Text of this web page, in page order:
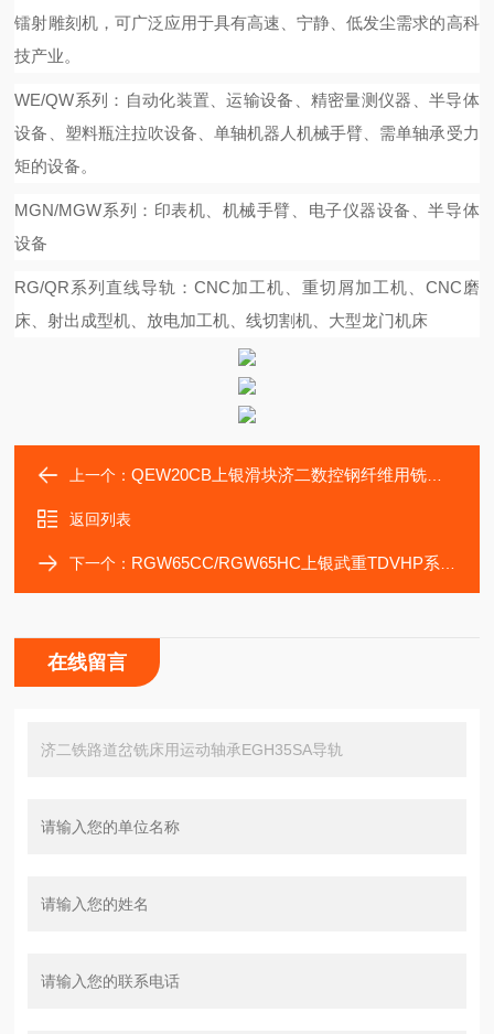
镭射雕刻机，可广泛应用于具有高速、宁静、低发尘需求的高科
技产业。
WE/QW系列：自动化装置、运输设备、精密量测仪器、半导体
设备、塑料瓶注拉吹设备、单轴机器人机械手臂、需单轴承受力
矩的设备。
MGN/MGW系列：印表机、机械手臂、电子仪器设备、半导体
设备
RG/QR系列直线导轨：CNC加工机、重切屑加工机、CNC磨
床、射出成型机、放电加工机、线切割机、大型龙门机床
上一个：QEW20CB上银滑块济二数控钢纤维用铣床传动轴承QEW20SB导轨
返回列表
下一个： RGW65CC/RGW65HC上银武重TDVHP系列高精度数控回转工作台用滑块
在线留言